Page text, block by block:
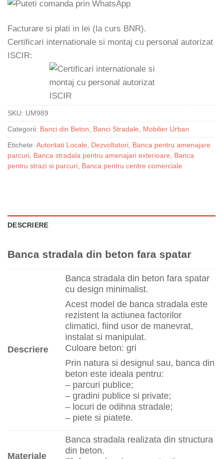
Facturare si plati in lei (la curs BNR).
Certificari internationale si montaj cu personal autorizat
ISCIR:
SKU: UM989
Categorii: Banci din Beton Banci Stradale Mobilier Urban
Etichete: Autoritati Locale Dezvoltatori
Banca pentru amenajare
parcuri
Banca stradala pentru amenajari exterioare
Banca
pentru strazi si parcuri
Banca pentru centre comerciale
DESCRIERE
Banca stradala din beton fara spatar
Descriere
Banca stradala din beton fara spatar
cu design minimalist.
Acest model de banca stradala este
rezistent la actiunea factorilor
climatici, fiind usor de manevrat,
instalat si manipulat.
Culoare beton: gri
Prin natura si designul sau, banca din
beton este ideala pentru:
– parcuri publice;
– gradini publice si private;
– locuri de odihna stradale;
– piete si piatete.
Materiale
Banca stradala realizata din structura
din beton.